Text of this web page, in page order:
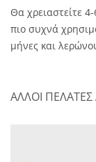
Θα χρειαστείτε
πιο συχνά
μήνες και
ΑΛΛΟΙ